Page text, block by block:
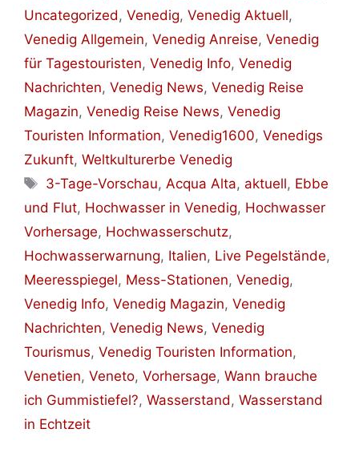
Uncategorized, Venedig, Venedig Aktuell,
Venedig Allgemein, Venedig Anreise, Venedig
für Tagestouristen, Venedig Info, Venedig
Nachrichten, Venedig News, Venedig Reise
Magazin, Venedig Reise News, Venedig
Touristen Information, Venedig1600, Venedigs
Zukunft, Weltkulturerbe Venedig
Schlagwörter
3-Tage-Vorschau,Acqua Alta, aktuell, Ebbe
und Flut, Hochwasser in Venedig, Hochwasser
Vorhersage, Hochwasserschutz,
Hochwasserwarnung, Italien, Live Pegelstände,
Meeresspiegel, Mess-Stationen, Venedig,
Venedig Info, Venedig Magazin, Venedig
Nachrichten, Venedig News, Venedig
Tourismus, Venedig Touristen Information,
Venetien, Veneto, Vorhersage, Wann brauche
ich Gummistiefel?, Wasserstand, Wasserstand
in Echtzeit